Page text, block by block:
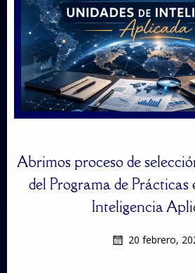
Abrimos proceso de
del Programa de Prácticas
Inteligencia
20 febrero,